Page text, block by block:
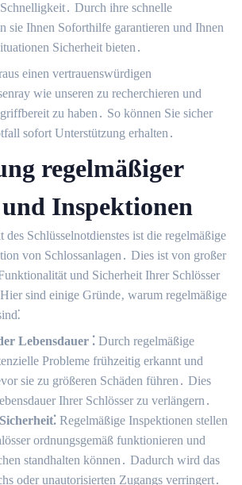
Durch ihre schnelle
sie Ihnen Soforthilfe garantieren und Ihnen
Sicherheit bieten․
einen vertrauenswürdigen
wie unseren zu recherchieren und
zu haben․ So können Sie sicher
sofort Unterstützung erhalten․
regelmäßiger
Inspektionen
Schlüsselnotdienstes ist die regelmäßige
von Schlossanlagen․ Dies ist von großer
und Sicherheit Ihrer Schlösser
sind einige Gründe‚ warum regelmäßige
Lebensdauer ⁚ Durch regelmäßige
Probleme frühzeitig erkannt und
sie zu größeren Schäden führen․ Dies
Ihrer Schlösser zu verlängern․
Regelmäßige Inspektionen stellen
ordnungsgemäß funktionieren und
standhalten können․ Dadurch wird das
oder unautorisierten Zugangs verringert․